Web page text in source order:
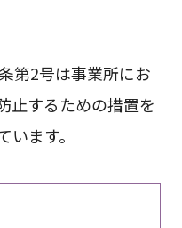
第2号は事業所にお
止するための措置を
ます。